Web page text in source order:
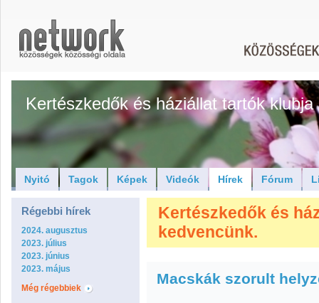
Kertészkedők és háziállat tartók klubja
Nyitó Tagok Képek Videók Hírek Fórum
Régebbi hírek
2024. augusztus
2023. július
2023. június
2023. május
Még régebbiek
Kertészkedők és
kedvencünk.
Macskák szorult